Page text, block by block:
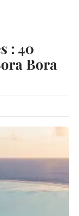
: 40
Bora